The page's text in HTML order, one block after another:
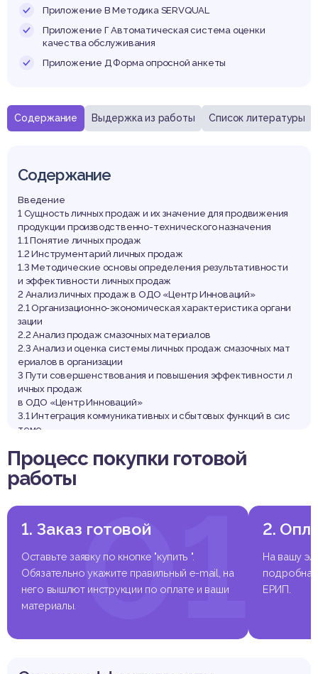
Содержание Выдержка из работы Список литературы
Содержание
Введение
1 Сущность личных продаж и их значение для продвижения
продукции производственно-технического назначения
1.1 Понятие личных продаж
1.2 Инструментарий личных продаж
1.3 Методические основы определения результативности
и эффективности личных продаж
2 Анализ личных продаж в ОДО «Центр Инноваций»
2.1 Организационно-экономическая характеристика органи
зации
2.2 Анализ продаж смазочных материалов
2.3 Анализ и оценка системы личных продаж смазочных мат
ериалов в организации
3 Пути совершенствования и повышения эффективности л
ичных продаж
в ОДО «Центр Инноваций»
3.1 Интеграция коммуникативных и сбытовых функций в сис
теме
3.2 Повышение роли и качества презентации товарных пре
дложений
3.3 Разработка и внедрение системы премирования персо
Заключение
Список использованных источников
Приложения
Выдержка из работы
Приложение В Методика SERVQUAL
Приложение Г Автоматическая система оценки
качества обслуживания
Приложение Д Форма опросной анкеты
Процесс покупки готовой
работы
01
1. Заказ готовой
Оставьте заявку по кнопке "купить ".
Обязательно укажите правильный e-mail, на
него вышлют инструкции по оплате и ваши
материалы.
2.
На вашу
подробная
ЕРИП.